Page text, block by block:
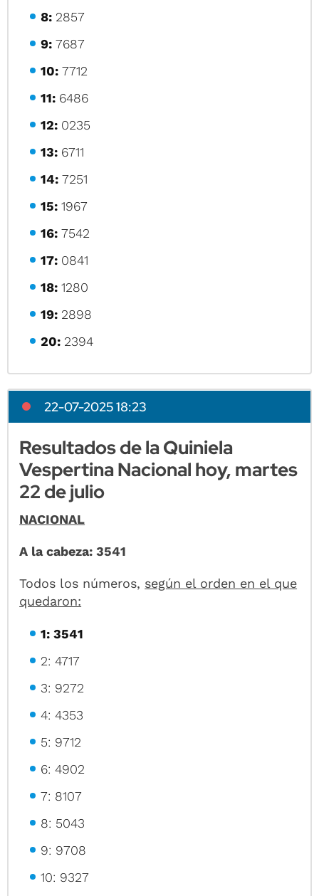
8: 2857
9:7687
10:7712
11: 6486
12: 0235
13: 6711
14:7251
15:1967
16:7542
17: 0841
18:1280
19: 2898
20: 2394
22-07-2025 18:23
Resultados de la Quiniela
Vespertina Nacional hoy, martes
22 de julio
NACIONAL
A la cabeza: 3541
Todos los números, según el orden en el que
quedaron:
1: 3541
2: 4717
3: 9272
4: 4353
5: 9712
6: 4902
7: 8107
8: 5043
9: 9708
10: 9327